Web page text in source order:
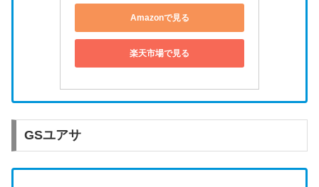
Amazonで見る
楽天市場で見る
GSユアサ